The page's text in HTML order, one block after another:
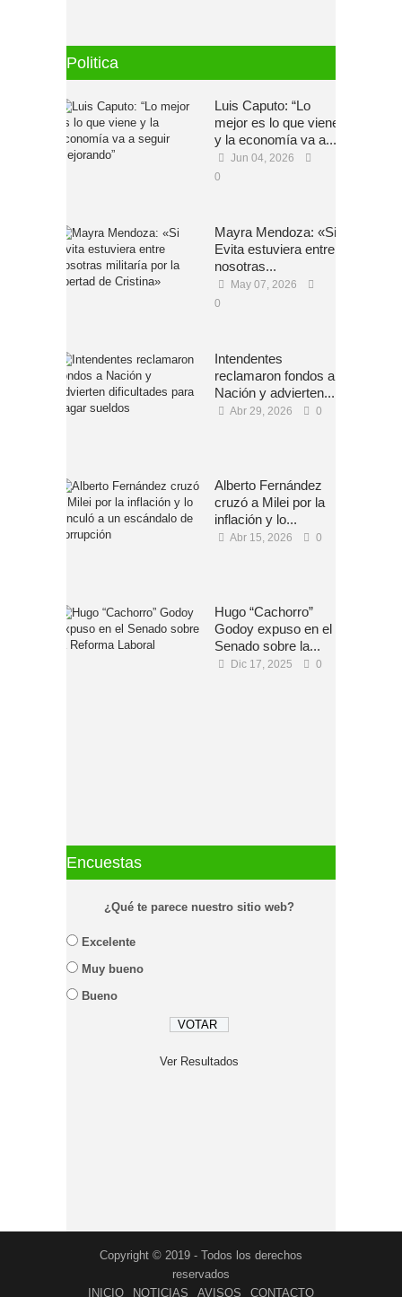
Politica
Luis Caputo: “Lo
mejor es lo que viene
y la economía va a...
Jun 04, 2026
0
Mayra Mendoza: «Si
Evita estuviera entre
nosotras...
May 07, 2026
0
Intendentes
reclamaron fondos a
Nación y advierten...
Abr 29, 2026 0
Alberto Fernández
cruzó a Milei por la
inflación y lo...
Abr 15, 2026 0
Hugo “Cachorro”
Godoy expuso en el
Senado sobre la...
Dic 17, 2025 0
Encuestas
¿Qué te parece nuestro sitio web?
Excelente
Muy bueno
Bueno
Ver Resultados
Copyright © 2019 - Todos los derechos
reservados
INICIO
NOTICIAS AVISOS CONTACTO